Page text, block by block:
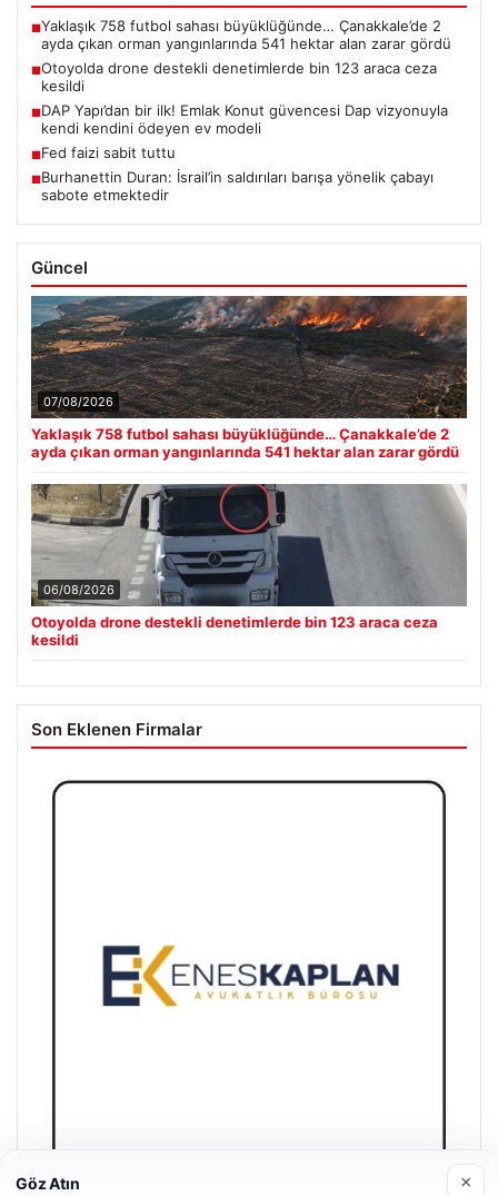
■Yaklaşık 758 futbol sahası büyüklüğünde… Çanakkale’de 2
ayda çıkan orman yangınlarında 541 hektar alan zarar gördü
■Otoyolda drone destekli denetimlerde bin 123 araca ceza
kesildi
■DAP Yapı’dan bir ilk! Emlak Konut güvencesi Dap vizyonuyla
kendi kendini ödeyen ev modeli
■Fed faizi sabit tuttu
■Burhanettin Duran: İsrail’in saldırıları barışa yönelik çabayı
sabote etmektedir
Güncel
07/08/2026
Yaklaşık 758 futbol sahası büyüklüğünde… Çanakkale’de 2
ayda çıkan orman yangınlarında 541 hektar alan zarar gördü
06/08/2026
Otoyolda drone destekli denetimlerde bin 123 araca ceza
kesildi
Son Eklenen Firmalar
Göz Atın ×